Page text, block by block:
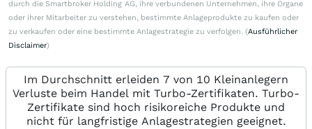
durch die Smartbroker Holding AG, ihre verbundenen Unternehmen, ihre Organe
oder ihrer Mitarbeiter zu verstehen, bestimmte Anlageprodukte zu kaufen oder
zu verkaufen oder eine bestimmte Anlagestrategie zu verfolgen. (Ausführlicher
Disclaimer)
Im Durchschnitt erleiden 7 von 10 Kleinanlegern
Verluste beim Handel mit Turbo-Zertifikaten. Turbo-
Zertifikate sind hoch risikoreiche Produkte und
nicht für langfristige Anlagestrategien geeignet.